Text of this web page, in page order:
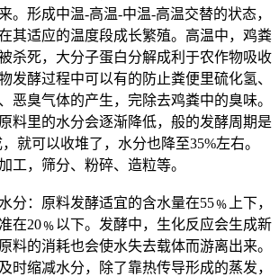
。形成中温-高温-中温-高温交替的状态，
其适应的温度段成长繁殖。高温中，鸡粪
杀死，大分子蛋白分解成利于农作物吸收
发酵过程中可以有的防止粪便里硫化氢、
恶臭气体的产生，完除去鸡粪中的臭味。
料里的水分会逐渐降低，般的发酵周期是
就可以收堆了，水分也降至35%左右。
工，筛分、粉碎、造粒等。
：原料发酵适宜的含水量在55﹪上下，
在20﹪以下。发酵中，生化反应会生成新
料的消耗也会使水失去载体而游离出来。
时缩减水分，除了靠热传导形成的蒸发，